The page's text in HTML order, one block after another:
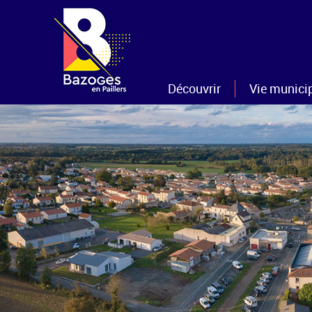
Découvrir
La commune
Histoire et patrimoine
Nouveaux arrivants
Sentiers et Randonnées
Gîtes et/ou chambres d'hôtes
Tourisme
Vie
Les élus
Les
Le conseil
Le personnel
Les projets
Les CR
Les bulletins